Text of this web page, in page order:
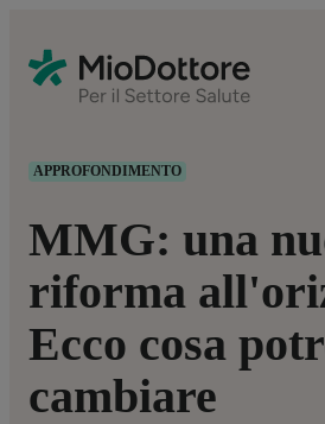
APPROFONDIMENTO
MMG: una
riforma
Ecco cosa
cambiare